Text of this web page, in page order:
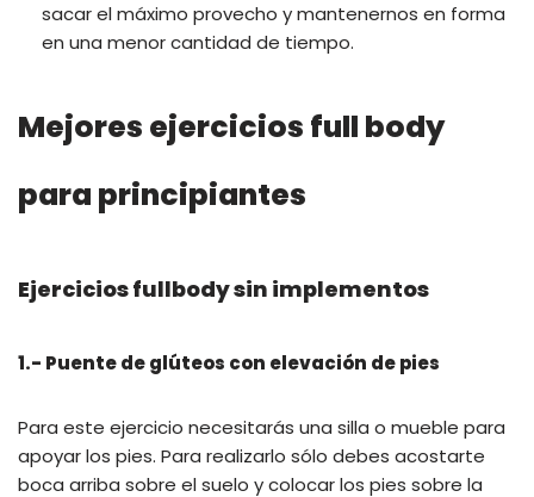
sacar el máximo provecho y mantenernos en forma
en una menor cantidad de tiempo.
Mejores ejercicios full body
para principiantes
Ejercicios fullbody sin implementos
1.- Puente de glúteos con elevación de pies
Para este ejercicio necesitarás una silla o mueble para
apoyar los pies. Para realizarlo sólo debes acostarte
boca arriba sobre el suelo y colocar los pies sobre la